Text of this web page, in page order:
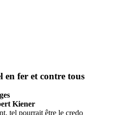
en fer et contre tous
Kiener
tel pourrait être le credo